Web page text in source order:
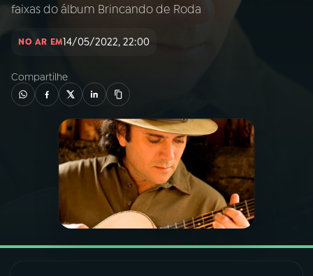
AO VIVO
02A RÁDIO
PROGRAMAÇÃO
PROGRAMAS
05PODCASTS
faixas do álbum Brincando de Roda
NO AR EM14/05/2022, 22:00
Compartilhe